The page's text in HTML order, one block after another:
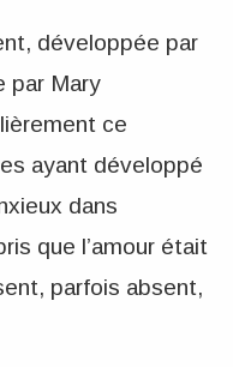
développée par
par Mary
ce
ayant développé
dans
que l’amour était
parfois absent,